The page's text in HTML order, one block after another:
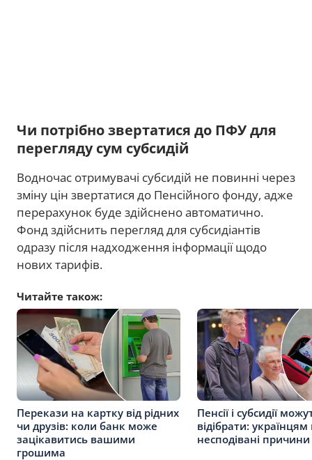
Чи потрібно звертатися до ПФУ для
перегляду сум субсидій
Водночас отримувачі субсидій не повинні через
зміну цін звертатися до Пенсійного фонду, адже
перерахунок буде здійснено автоматично.
Фонд здійснить перегляд для субсидіантів
одразу після надходження інформації щодо
нових тарифів.
Читайте також:
Перекази на картку від рідних
чи друзів: коли банк може
зацікавитись вашими
грошима
Пенсії і субсидії
відібрати:
несподівані причини